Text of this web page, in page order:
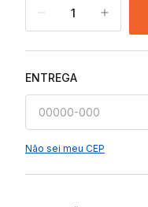
1
ENTREGA
Não sei meu CEP